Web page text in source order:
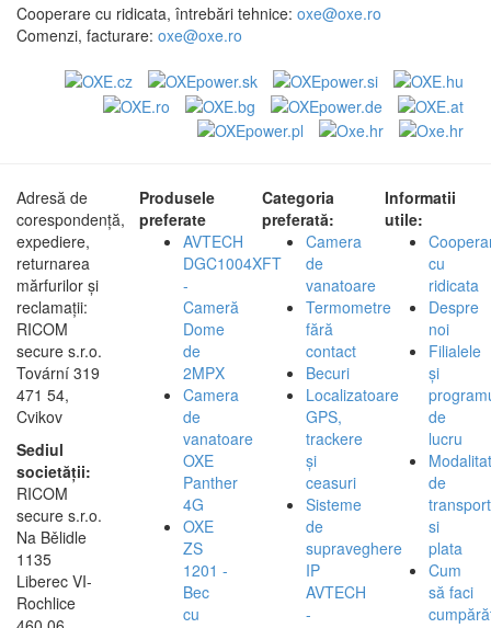
Cooperare cu ridicata, întrebări tehnice: oxe@oxe.ro
Comenzi, facturare: oxe@oxe.ro
Adresă de
corespondență,
expediere,
returnarea
mărfurilor și
reclamații:
RICOM
secure s.r.o.
Tovární 319
471 54,
Cvikov
Sediul
societății:
RICOM
secure s.r.o.
Na Bělidle
1135
Liberec VI-
Rochlice
Produsele
preferate
AVTECH
DGC1004XFT
-
Cameră
Dome
de
2MPX
Camera
de
vanatoare
OXE
Panther
4G
OXE
ZS
1201 -
Bec
cu
Categoria
preferată:
Camera
de
vanatoare
Termometre
fără
contact
Becuri
Localizatoare
GPS,
trackere
și
ceasuri
Sisteme
de
supraveghere
IP
AVTECH
-
Informatii
utile:
cu
ridicata
Despre
noi
Filialele
și
de
lucru
de
transport
si
plata
Cum
să faci